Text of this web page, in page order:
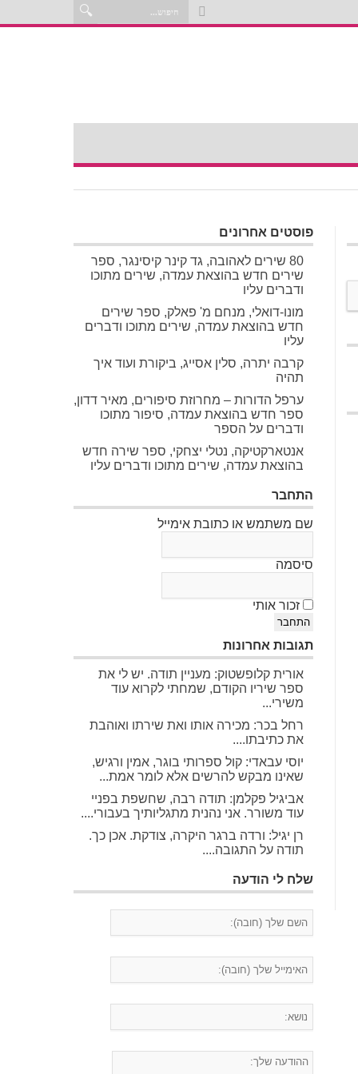
פוסטים אחרונים
80 שירים לאהובה, גד קינר קיסינגר, ספר
שירים חדש בהוצאת עמדה, שירים מתוכו
ודברים עליו
מונו-דואלי, מנחם מ' פאלק, ספר שירים
חדש בהוצאת עמדה, שירים מתוכו ודברים
עליו
קרבה יתרה, סלין אסייג, ביקורת ועוד איך
תהיה
ערפל הדורות – מחרוזת סיפורים, מאיר דדון,
ספר חדש בהוצאת עמדה, סיפור מתוכו
ודברים על הספר
אנטארקטיקה, נטלי יצחקי, ספר שירה חדש
בהוצאת עמדה, שירים מתוכו ודברים עליו
התחבר
שם משתמש או כתובת אימייל
סיסמה
זכור אותי
התחבר
תגובות אחרונות
אורית קלופשטוק: מעניין תודה. יש לי את
ספר שיריו הקודם, שמחתי לקרוא עוד
משירי...
רחל בכר: מכירה אותו ואת שירתו ואוהבת
את כתיבתו....
יוסי עבאדי: קול ספרותי בוגר, אמין ורגיש,
שאינו מבקש להרשים אלא לומר אמת...
אביגיל פקלמן: תודה רבה, שחשפת בפניי
עוד משורר. אני נהנית מתגליותיך בעבורי....
רן יגיל: ורדה ברגר היקרה, צודקת. אכן כך.
תודה על התגובה....
שלח לי הודעה